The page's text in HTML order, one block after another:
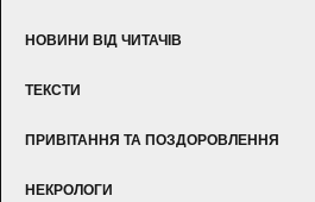
НОВИНИ ВІД ЧИТАЧІВ
ТЕКСТИ
ПРИВІТАННЯ ТА ПОЗДОРОВЛЕННЯ
НЕКРОЛОГИ